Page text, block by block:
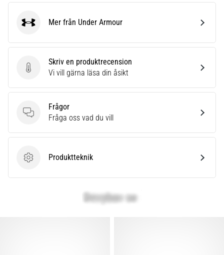
alla
Skriv en produktrecension
Skriv en produktrecension
Vi vill gärna läsa din åsikt
Frågor
Frågor
Fråga oss vad du vill
ProduktteknikProduktteknik
Under ArmourMer från Under Armour